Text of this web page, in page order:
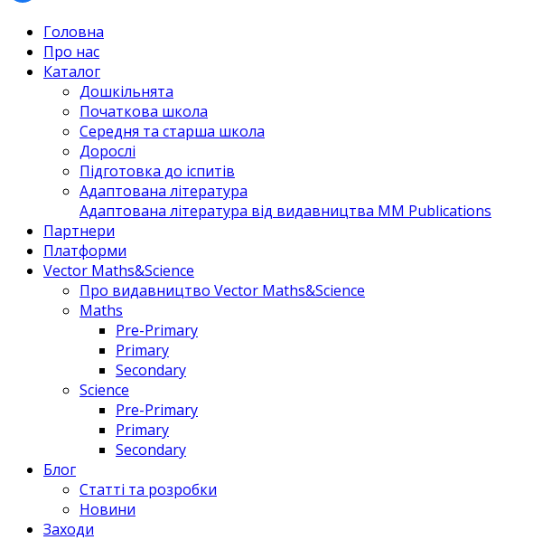
Головна
Про нас
Каталог
Дошкільнята
Початкова школа
Середня та старша школа
Дорослі
Підготовка до іспитів
Адаптована література
Адаптована література від видавництва MM Publications
Партнери
Платформи
Vector Maths&Science
Про видавництво Vector Maths&Science
Maths
Pre-Primary
Primary
Secondary
Science
Pre-Primary
Primary
Secondary
Блог
Статті та розробки
Новини
Заходи